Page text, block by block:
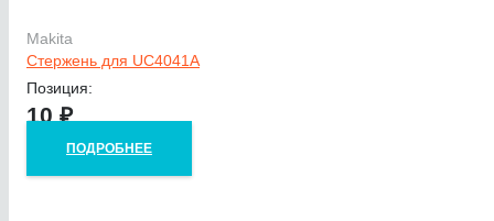
Makita
Стержень для UC4041A
Позиция:
10₽
ПОДРОБНЕЕ